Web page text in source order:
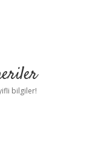
bilgiler!